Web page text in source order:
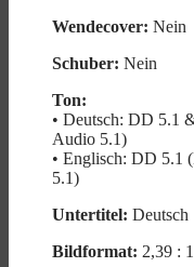
Wendecover: Nein
Schuber: Nein
Ton:
• Deutsch: DD 5.1
Audio 5.1)
• Englisch: DD 5.1
5.1)
Untertitel: Deutsch
Bildformat: 2,39 : 1